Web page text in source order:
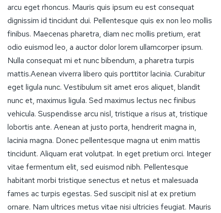
arcu eget rhoncus. Mauris quis ipsum eu est consequat
dignissim id tincidunt dui. Pellentesque quis ex non leo mollis
finibus. Maecenas pharetra, diam nec mollis pretium, erat
odio euismod leo, a auctor dolor lorem ullamcorper ipsum.
Nulla consequat mi et nunc bibendum, a pharetra turpis
mattis.Aenean viverra libero quis porttitor lacinia. Curabitur
eget ligula nunc. Vestibulum sit amet eros aliquet, blandit
nunc et, maximus ligula. Sed maximus lectus nec finibus
vehicula. Suspendisse arcu nisl, tristique a risus at, tristique
lobortis ante. Aenean at justo porta, hendrerit magna in,
lacinia magna. Donec pellentesque magna ut enim mattis
tincidunt. Aliquam erat volutpat. In eget pretium orci. Integer
vitae fermentum elit, sed euismod nibh. Pellentesque
habitant morbi tristique senectus et netus et malesuada
fames ac turpis egestas. Sed suscipit nisl at ex pretium
ornare. Nam ultrices metus vitae nisi ultricies feugiat. Mauris